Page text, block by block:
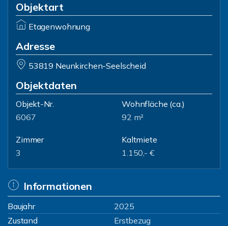
Objektart
Etagenwohnung
Adresse
53819 Neunkirchen-Seelscheid
Objektdaten
Objekt-Nr.
6067
Wohnfläche (ca.)
92 m²
Zimmer
3
Kaltmiete
1.150,- €
Informationen
Baujahr
2025
Zustand
Erstbezug